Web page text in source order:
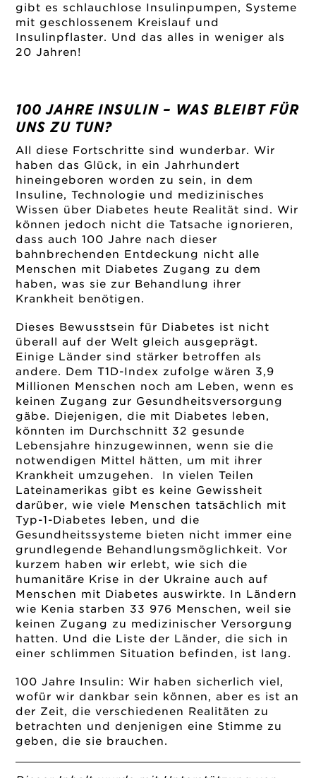
gibt es schlauchlose Insulinpumpen, Systeme
mit geschlossenem Kreislauf und
Insulinpflaster. Und das alles in weniger als
20 Jahren!
100 JAHRE INSULIN – WAS BLEIBT FÜR
UNS ZU TUN?
All diese Fortschritte sind wunderbar. Wir
haben das Glück, in ein Jahrhundert
hineingeboren worden zu sein, in dem
Insuline, Technologie und medizinisches
Wissen über Diabetes heute Realität sind. Wir
können jedoch nicht die Tatsache ignorieren,
dass auch 100 Jahre nach dieser
bahnbrechenden Entdeckung nicht alle
Menschen mit Diabetes Zugang zu dem
haben, was sie zur Behandlung ihrer
Krankheit benötigen.
Dieses Bewusstsein für Diabetes ist nicht
überall auf der Welt gleich ausgeprägt.
Einige Länder sind stärker betroffen als
andere. Dem T1D-Index zufolge wären 3,9
Millionen Menschen noch am Leben, wenn es
keinen Zugang zur Gesundheitsversorgung
gäbe. Diejenigen, die mit Diabetes leben,
könnten im Durchschnitt 32 gesunde
Lebensjahre hinzugewinnen, wenn sie die
notwendigen Mittel hätten, um mit ihrer
Krankheit umzugehen. In vielen Teilen
Lateinamerikas gibt es keine Gewissheit
darüber, wie viele Menschen tatsächlich mit
Typ-1-Diabetes leben, und die
Gesundheitssysteme bieten nicht immer eine
grundlegende Behandlungsmöglichkeit. Vor
kurzem haben wir erlebt, wie sich die
humanitäre Krise in der Ukraine auch auf
Menschen mit Diabetes auswirkte. In Ländern
wie Kenia starben 33 976 Menschen, weil sie
keinen Zugang zu medizinischer Versorgung
hatten. Und die Liste der Länder, die sich in
einer schlimmen Situation befinden, ist lang.
100 Jahre Insulin: Wir haben sicherlich viel,
wofür wir dankbar sein können, aber es ist an
der Zeit, die verschiedenen Realitäten zu
betrachten und denjenigen eine Stimme zu
geben, die sie brauchen.